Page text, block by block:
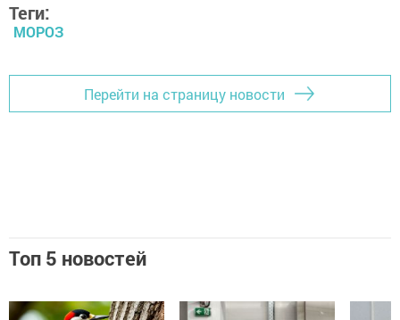
Теги:
МОРОЗ
Перейти на страницу новости
Топ 5 новостей